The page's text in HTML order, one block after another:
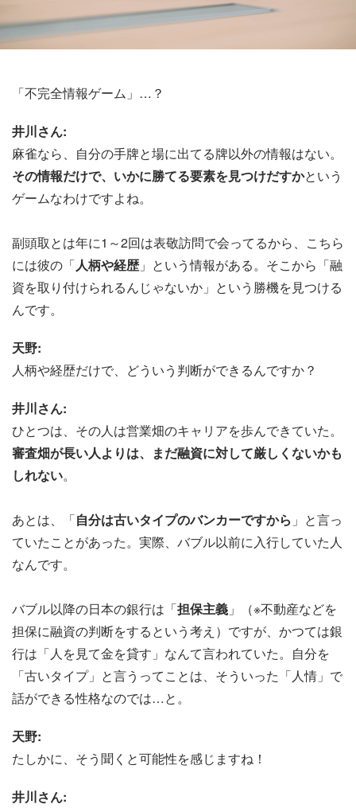
「不完全情報ゲーム」…？
井川さん:
麻雀なら、自分の手牌と場に出てる牌以外の情報はない。
その情報だけで、いかに勝てる要素を見つけだすかという
ゲームなわけですよね。
副頭取とは年に1～2回は表敬訪問で会ってるから、こちら
には彼の「人柄や経歴 」という情報がある。そこから「融
資を取り付けられるんじゃないか」という勝機を見つける
んです。
天野:
人柄や経歴だけで、どういう判断ができるんですか？
井川さん:
ひとつは、その人は営業畑のキャリアを歩んできていた。
審査畑が長い人よりは、まだ融資に対して厳しくないかも
しれない。
あとは、「自分は古いタイプのバンカーですから 」と言っ
ていたことがあった。実際、バブル以前に入行していた人
なんです。
バブル以降の日本の銀行は「担保主義 」（※不動産などを
担保に融資の判断をするという考え）ですが、かつては銀
行は「人を見て金を貸す」なんて言われていた。自分を
「古いタイプ」と言うってことは、そういった「人情」で
話ができる性格なのでは…と。
天野:
たしかに、そう聞くと可能性を感じますね！
井川さん: